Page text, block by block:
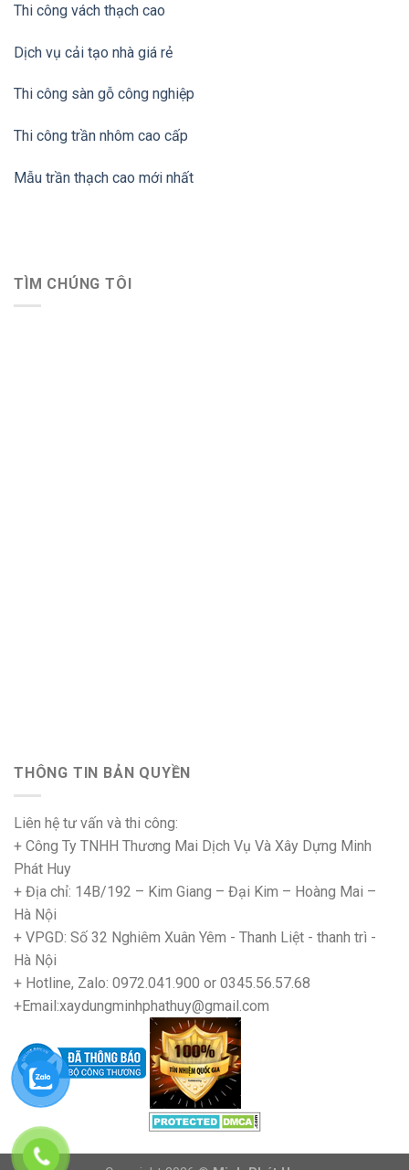
Thi công vách thạch cao
Dịch vụ cải tạo nhà giá rẻ
Thi công sàn gỗ công nghiệp
Thi công trần nhôm cao cấp
Mẫu trần thạch cao mới nhất
TÌM CHÚNG TÔI
THÔNG TIN BẢN QUYỀN
Liên hệ tư vấn và thi công:
+ Công Ty TNHH Thương Mai Dịch Vụ Và Xây Dựng Minh
Phát Huy
+ Địa chỉ: 14B/192 – Kim Giang – Đại Kim – Hoàng Mai –
Hà Nội
+ VPGD: Số 32 Nghiêm Xuân Yêm - Thanh Liệt - thanh trì -
Hà Nội
+ Hotline, Zalo: 0972.041.900 or 0345.56.57.68
+Email:xaydungminhphathuy@gmail.com